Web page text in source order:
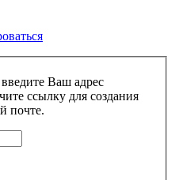
Ваш адрес
ссылку для создания
почте.